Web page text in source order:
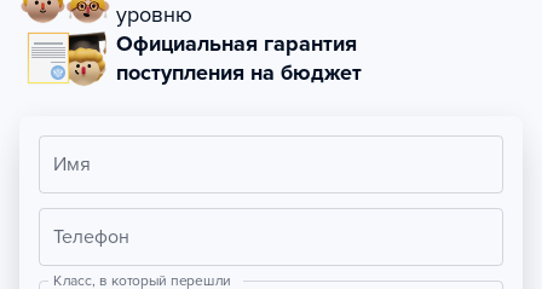
уровню
Официальная гарантия
поступления на бюджет
Имя
Телефон
Класс, в который перешли